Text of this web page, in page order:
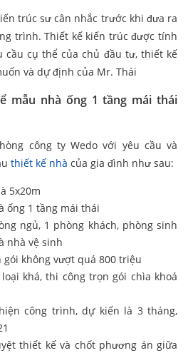
trúc sư cân nhắc trước khi đưa ra
trình. Thiết kế kiến trúc được tính
cầu cụ thể của chủ đầu tư, thiết kế
và dự định của Mr. Thái
mẫu nhà ống 1 tầng mái thái
công ty Wedo với yêu cầu và
thiết kế nhà của gia đình như sau:
5x20m
ống 1 tầng mái thái
ngủ, 1 phòng khách, phòng sinh
nhà vệ sinh
không vượt quá 800 triệu
khá, thi công trọn gói chìa khoá
công trình, dự kiến là 3 tháng,
thiết kế và chốt phương án giữa